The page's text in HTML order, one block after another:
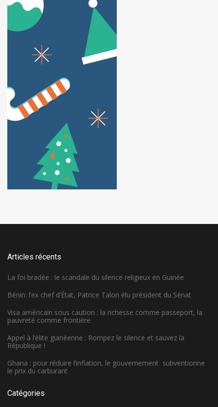
Articles récents
La foi bradée : le scandale du silence religieux en Guinée
Bénin: l’ex chef d’État, Patrice Talon élu président du Sénat
Visa américain sous caution : la richesse comme passeport, la
pauvreté comme frontière
Appel à l’élite guinéenne : Rompez le silence et sauvez la
République !
Ghana : pour réduire l’inflation, le gouvernement subventionne
le prix du carburant
Catégories